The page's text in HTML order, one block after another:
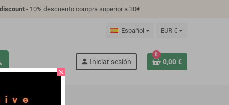
- 10% descuento compra superior a 30€
Español EUR €
person Iniciar sesión
0
0,00 €
TUTORIAL
close